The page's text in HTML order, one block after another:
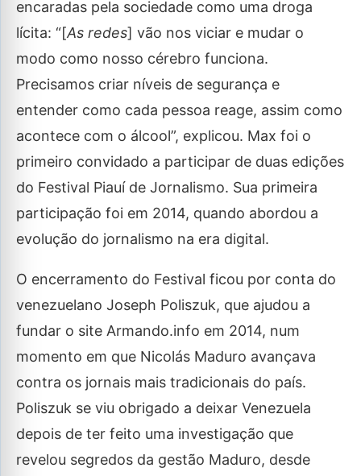
encaradas pela sociedade como uma droga
lícita: “[As redes] vão nos viciar e mudar o
modo como nosso cérebro funciona.
Precisamos criar níveis de segurança e
entender como cada pessoa reage, assim como
acontece com o álcool”, explicou. Max foi o
primeiro convidado a participar de duas edições
do Festival Piauí de Jornalismo. Sua primeira
participação foi em 2014, quando abordou a
evolução do jornalismo na era digital.
O encerramento do Festival ficou por conta do
venezuelano Joseph Poliszuk, que ajudou a
fundar o site Armando.info em 2014, num
momento em que Nicolás Maduro avançava
contra os jornais mais tradicionais do país.
Poliszuk se viu obrigado a deixar Venezuela
depois de ter feito uma investigação que
revelou segredos da gestão Maduro, desde